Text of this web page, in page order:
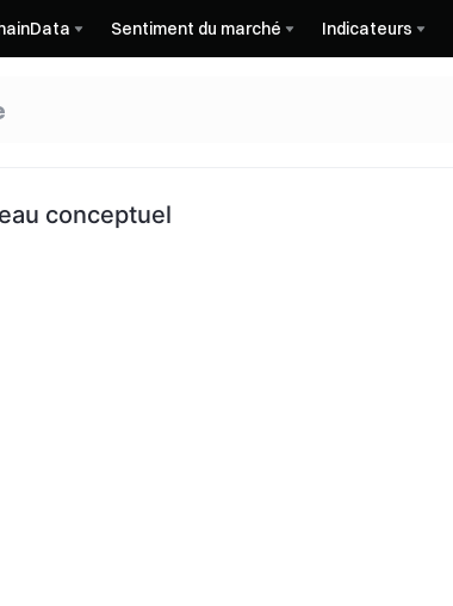
Sentiment du marché Indicateurs
conceptuel